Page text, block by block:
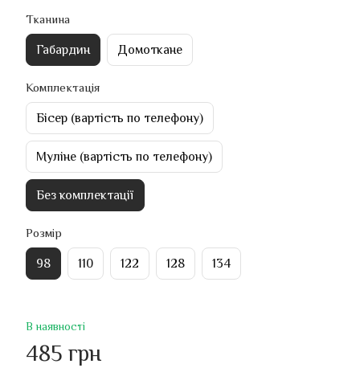
Тканина
Габардин Домоткане
Комплектація
Бісер (вартість по телефону)
Муліне (вартість по телефону)
Без комплектації
Розмір
98 110 122 128 134
В наявності
485 грн